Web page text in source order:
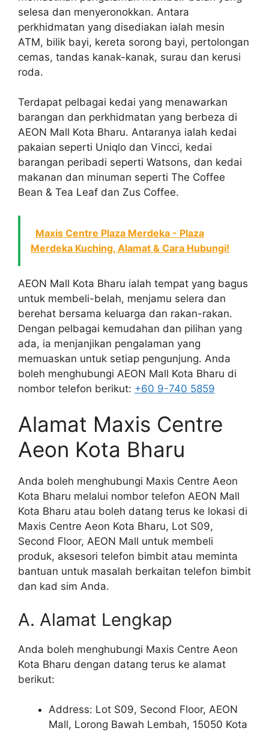
selesa dan menyeronokkan. Antara
perkhidmatan yang disediakan ialah mesin
ATM, bilik bayi, kereta sorong bayi, pertolongan
cemas, tandas kanak-kanak, surau dan kerusi
roda.
Terdapat pelbagai kedai yang menawarkan
barangan dan perkhidmatan yang berbeza di
AEON Mall Kota Bharu. Antaranya ialah kedai
pakaian seperti Uniqlo dan Vincci, kedai
barangan peribadi seperti Watsons, dan kedai
makanan dan minuman seperti The Coffee
Bean & Tea Leaf dan Zus Coffee.
Maxis Centre Plaza Merdeka - Plaza
Merdeka Kuching, Alamat & Cara Hubungi!
AEON Mall Kota Bharu ialah tempat yang bagus
untuk membeli-belah, menjamu selera dan
berehat bersama keluarga dan rakan-rakan.
Dengan pelbagai kemudahan dan pilihan yang
ada, ia menjanjikan pengalaman yang
memuaskan untuk setiap pengunjung. Anda
boleh menghubungi AEON Mall Kota Bharu di
nombor telefon berikut: +60 9-740 5859
Alamat Maxis Centre
Aeon Kota Bharu
Anda boleh menghubungi Maxis Centre Aeon
Kota Bharu melalui nombor telefon AEON Mall
Kota Bharu atau boleh datang terus ke lokasi di
Maxis Centre Aeon Kota Bharu, Lot S09,
Second Floor, AEON Mall untuk membeli
produk, aksesori telefon bimbit atau meminta
bantuan untuk masalah berkaitan telefon bimbit
dan kad sim Anda.
A. Alamat Lengkap
Anda boleh menghubungi Maxis Centre Aeon
Kota Bharu dengan datang terus ke alamat
berikut:
Address: Lot S09, Second Floor, AEON
Mall, Lorong Bawah Lembah, 15050 Kota